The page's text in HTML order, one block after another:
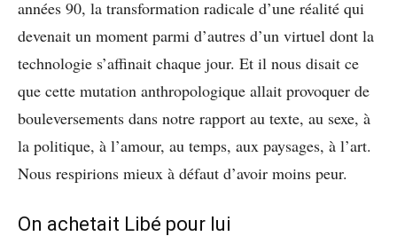
années 90, la transformation radicale d’une réalité qui
devenait un moment parmi d’autres d’un virtuel dont la
technologie s’affinait chaque jour. Et il nous disait ce
que cette mutation anthropologique allait provoquer de
bouleversements dans notre rapport au texte, au sexe, à
la politique, à l’amour, au temps, aux paysages, à l’art.
Nous respirions mieux à défaut d’avoir moins peur.
On achetait Libé pour lui